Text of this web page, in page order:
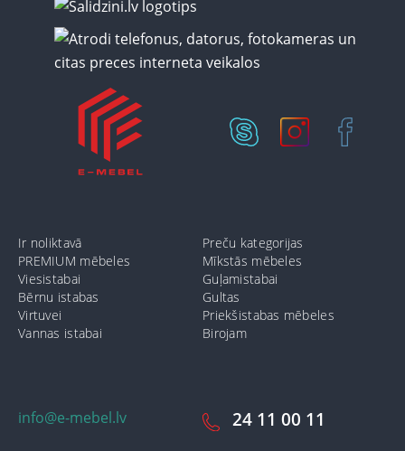
info@e-mebel.lv 24 11 00 11
Ir noliktavā
Preču kategorijas
PREMIUM mēbeles
Mīkstās mēbeles
Viesistabai
Guļamistabai
Bērnu istabas
Gultas
Virtuvei
Priekšistabas mēbeles
Vannas istabai
Birojam